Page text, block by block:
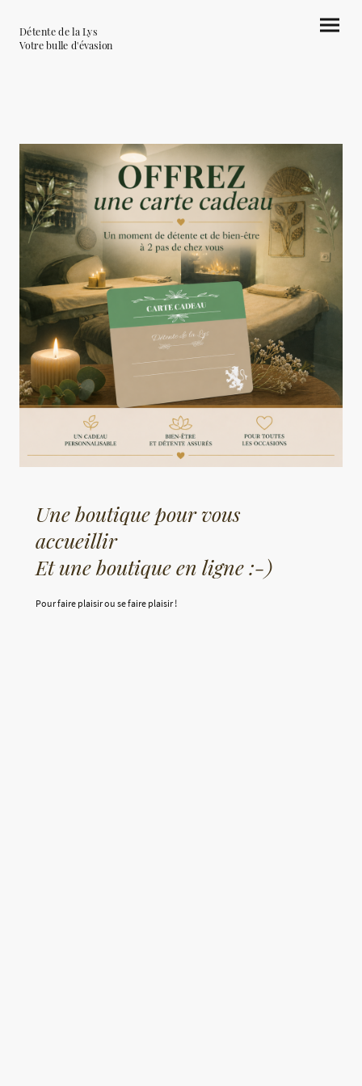
Détente de la Lys
Votre bulle d'évasion
Une boutique pour vous
accueillir
Et une boutique en ligne :-)
Pour faire plaisir ou se faire plaisir !